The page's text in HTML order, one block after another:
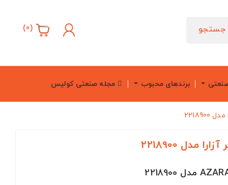
جستجو (
0
)
برندهای محبوب مجله صنعتی کولیس